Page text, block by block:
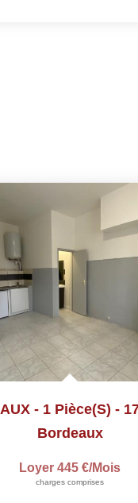
- 1 Pièce(s) -
Bordeaux
Loyer 445 €/mois
charges comprises